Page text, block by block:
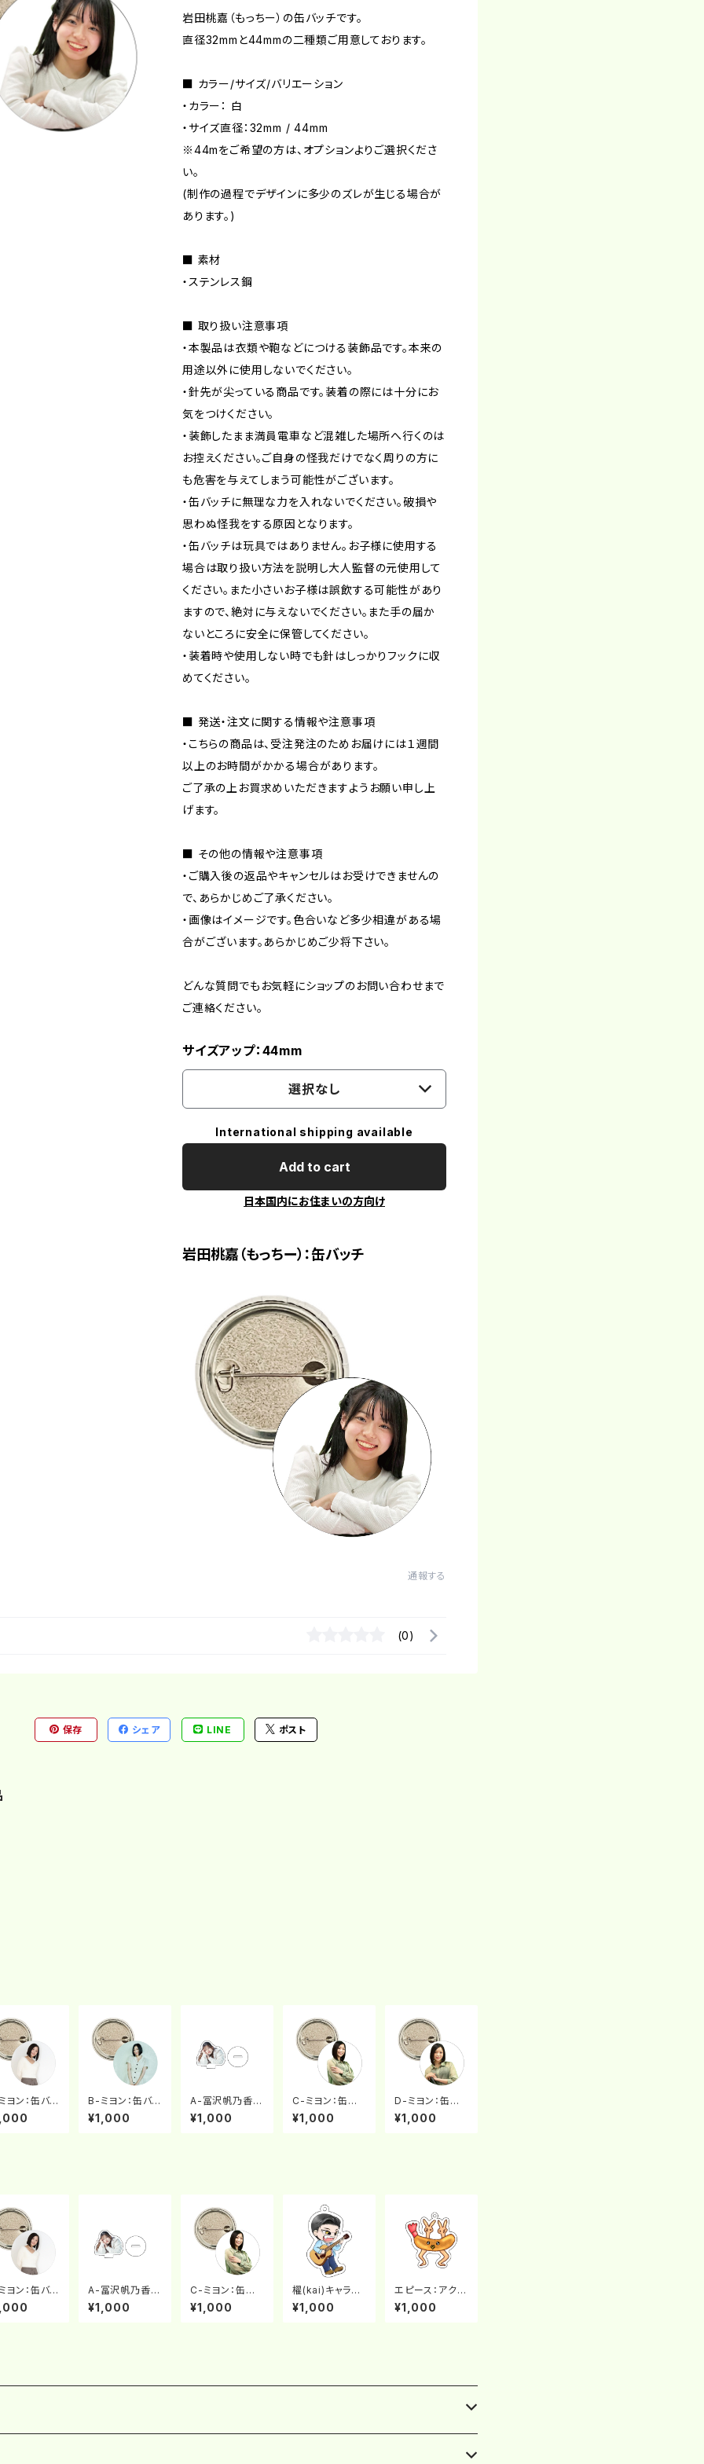
岩田桃嘉（もっちー）の缶バッチです。
直径32mmと44mmの二種類ご用意しております。
■ カラー/サイズ/バリエーション
・カラー： 白
・サイズ直径：32mm / 44mm
※44mをご希望の方は、オプションよりご選択くださ
い。
(制作の過程でデザインに多少のズレが生じる場合が
あります。)
■ 素材
・ステンレス鋼
■ 取り扱い注意事項
・本製品は衣類や鞄などにつける装飾品です。本来の
用途以外に使用しないでください。
・針先が尖っている商品です。装着の際には十分にお
気をつけください。
・装飾したまま満員電車など混雑した場所へ行くのは
お控えください。ご自身の怪我だけでなく周りの方に
も危害を与えてしまう可能性がございます。
・缶バッチに無理な力を入れないでください。破損や
思わぬ怪我をする原因となります。
・缶バッチは玩具ではありません。お子様に使用する
場合は取り扱い方法を説明し大人監督の元使用して
ください。また小さいお子様は誤飲する可能性があり
ますので、絶対に与えないでください。また手の届か
ないところに安全に保管してください。
・装着時や使用しない時でも針はしっかりフックに収
めてください。
■ 発送・注文に関する情報や注意事項
・こちらの商品は、受注発注のためお届けには１週間
以上のお時間がかかる場合があります。
ご了承の上お買求めいただきますようお願い申し上
げます。
■ その他の情報や注意事項
・ご購入後の返品やキャンセルはお受けできませんの
で、あらかじめご了承ください。
・画像はイメージです。色合いなど多少相違がある場
合がございます。あらかじめご少将下さい。
どんな質問でもお気軽にショップのお問い合わせまで
ご連絡ください。
サイズアップ：44mm
選択なし
International shipping available
Add to cart
日本国内にお住まいの方向け
岩田桃嘉（もっちー）：缶バッチ
通報する
(0)
保存 シェア LINE ポスト
ヨン：缶バッ
B-ミヨン：缶バッ
チ
¥1,000
A-冨沢帆乃香：
アクリルスタンド
¥1,000
C-ミヨン：缶バッ
チ
¥1,000
D-ミヨン：缶バッ
チ
¥1,000
ヨン：缶バッ
A-冨沢帆乃香：
アクリルスタンド
¥1,000
C-ミヨン：缶バッ
チ
¥1,000
櫂(kai)キャラク
ター：アクリルキ
ーホルダー
¥1,000
エピース：アクリ
ルキーホルダー
¥1,000